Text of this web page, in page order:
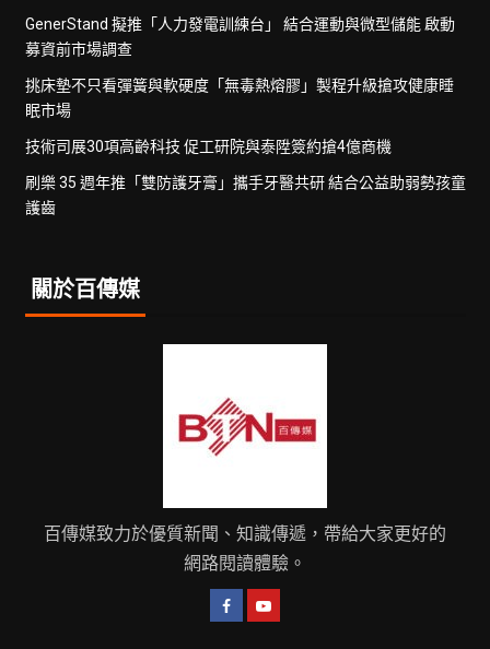
GenerStand 擬推「人力發電訓練台」 結合運動與微型儲能 啟動
募資前市場調查
挑床墊不只看彈簧與軟硬度「無毒熱熔膠」製程升級搶攻健康睡
眠市場
技術司展30項高齡科技 促工研院與泰陞簽約搶4億商機
刷樂 35 週年推「雙防護牙膏」攜手牙醫共研 結合公益助弱勢孩童
護齒
關於百傳媒
百傳媒致力於優質新聞、知識傳遞，帶給大家更好的
網路閱讀體驗。